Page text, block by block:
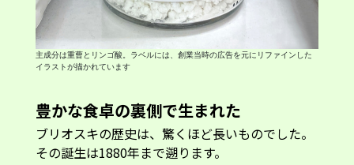
主成分は重曹とリンゴ酸。ラベルには、創業当時の広告を元にリファインした
イラストが描かれています
豊かな食卓の裏側で生まれた
ブリオスキの歴史は、驚くほど長いものでした。
その誕生は1880年まで遡ります。